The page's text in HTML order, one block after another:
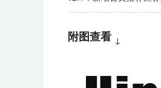
附图查看 ↓